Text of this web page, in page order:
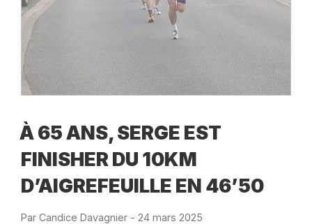
À 65 ANS, SERGE EST
FINISHER DU 10KM
D’AIGREFEUILLE EN 46’50
Par Candice Davagnier - Publié
24 mars 2025